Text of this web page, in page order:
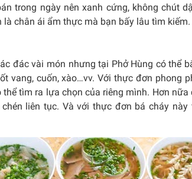
trong ngày nên xanh cứng, không chút
chân ái ẩm thực mà bạn bấy lâu tìm kiếm.
đác vài món nhưng tại Phở Hùng có thể
vang, cuốn, xào…vv. Với thực đơn phong
tìm ra lựa chọn của riêng mình. Hơn
liên tục. Và với thực đơn bá cháy